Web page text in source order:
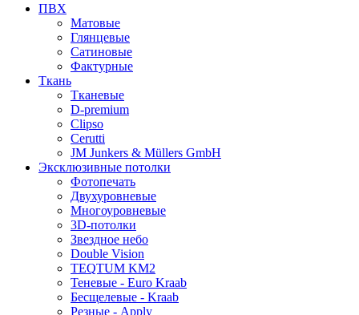
ПВХ
Матовые
Глянцевые
Сатиновые
Фактурные
Ткань
Тканевые
D-premium
Clipso
Cerutti
JM Junkers & Müllers GmbH
Эксклюзивные потолки
Фотопечать
Двухуровневые
Многоуровневые
3D-потолки
Звездное небо
Double Vision
TEQTUM KM2
Теневые - Euro Kraab
Бесщелевые - Kraab
Резные - Apply